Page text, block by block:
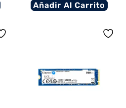
Añadir Al Carrito